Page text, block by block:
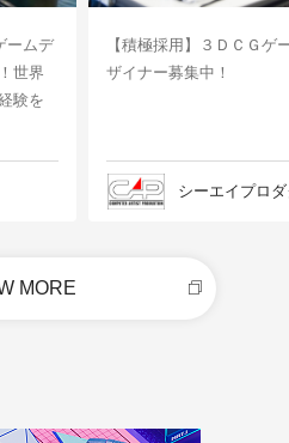
ームデ
世界
験を
【積極採用】３ＤＣＧゲ
ザイナー募集中！
シーエイプロ
MORE